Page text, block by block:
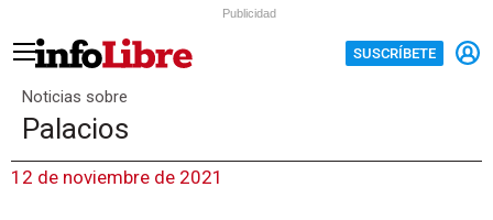
Publicidad
SUSCRÍBETE
Noticias sobre
Palacios
12 de noviembre de 2021